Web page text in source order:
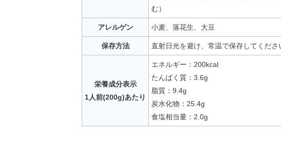
む）
アレルゲン 小麦、落花生、大豆
保存方法 直射日光を避け、常温で保存してくださ
栄養成分表示
1人前(200g)あたり
エネルギー：200kcal
たんぱく質：3.6g
脂質：9.4g
炭水化物：25.4g
食塩相当量：2.0g